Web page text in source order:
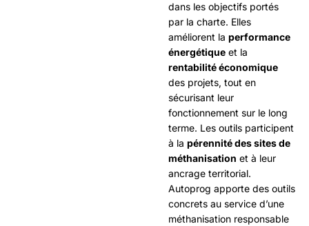
dans les objectifs portés
par la charte. Elles
améliorent la performance
énergétique et la
rentabilité économique
des projets, tout en
sécurisant leur
fonctionnement sur le long
terme. Les outils participent
à la pérennité des sites de
méthanisation et à leur
ancrage territorial.
Autoprog apporte des outils
concrets au service d’une
méthanisation responsable